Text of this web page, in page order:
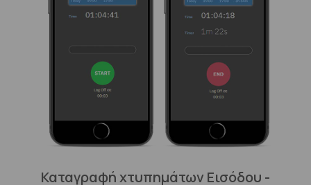
Καταγραφή χτυπημάτων Εισόδου -